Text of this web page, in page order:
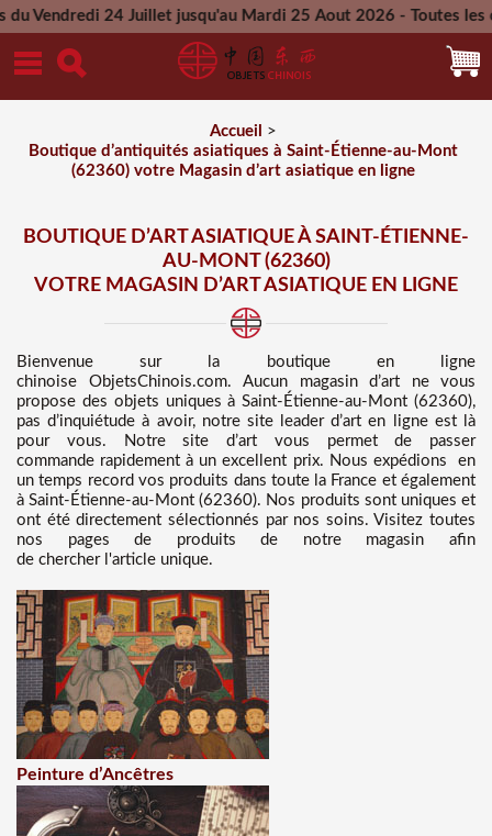
24 Juillet jusqu'au Mardi 25 Aout 2026 - Toutes les
Mercredi 26 Aout 2026
Accueil
>
Boutique d’antiquités asiatiques à Saint-Étienne-au-Mont
(62360) votre Magasin d’art asiatique en ligne
BOUTIQUE D’ART ASIATIQUE À SAINT-ÉTIENNE-
AU-MONT (62360)
VOTRE MAGASIN D’ART ASIATIQUE EN LIGNE
Bienvenue sur
la boutique en ligne
chinoise ObjetsChinois.com. Aucun magasin d’art ne vous
propose des objets uniques à Saint-Étienne-au-Mont (62360),
pas d’inquiétude à avoir, notre site leader d’art en ligne est là
pour vous. Notre site d’art vous permet de passer
commande rapidement à un excellent prix. Nous expédions en
un temps record vos produits dans toute la France et également
à Saint-Étienne-au-Mont (62360). Nos produits sont uniques et
ont été directement sélectionnés par nos soins. Visitez toutes
nos pages de produits de notre magasin afin
de chercher l'article unique.
Peinture d’Ancêtres